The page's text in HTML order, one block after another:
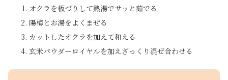
オクラを板づりして熱湯でサッと茹でる
陽梅とお湯をよくまぜる
カットしたオクラを加えて和える
玄米パウダーロイヤルを加えざっくり混ぜ合わせる